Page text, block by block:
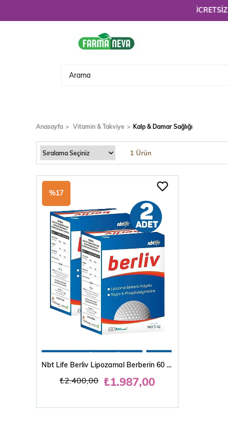
ÜCRETSİZ KARGO!
Anasayfa Vitamin & Takviye Kalp & Damar Sağlığı
1 Ürün
SEPETE EKLE
Nbt Life Berliv Lipozamal Berberin 60 Kapsül 2'li
₺1.987,00
₺2.400,00
%17